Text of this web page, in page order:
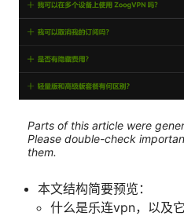
Parts of this article were
Please double-check
them.
本文结构简要预览：
什么是乐连vpn，以及